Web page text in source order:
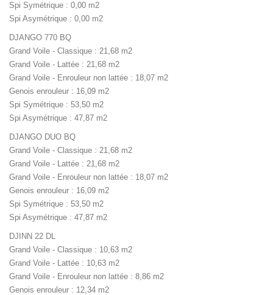
Spi Symétrique : 0,00 m2
Spi Asymétrique : 0,00 m2
DJANGO 770 BQ
Grand Voile - Classique : 21,68 m2
Grand Voile - Lattée : 21,68 m2
Grand Voile - Enrouleur non lattée : 18,07 m2
Genois enrouleur : 16,09 m2
Spi Symétrique : 53,50 m2
Spi Asymétrique : 47,87 m2
DJANGO DUO BQ
Grand Voile - Classique : 21,68 m2
Grand Voile - Lattée : 21,68 m2
Grand Voile - Enrouleur non lattée : 18,07 m2
Genois enrouleur : 16,09 m2
Spi Symétrique : 53,50 m2
Spi Asymétrique : 47,87 m2
DJINN 22 DL
Grand Voile - Classique : 10,63 m2
Grand Voile - Lattée : 10,63 m2
Grand Voile - Enrouleur non lattée : 8,86 m2
Genois enrouleur : 12,34 m2